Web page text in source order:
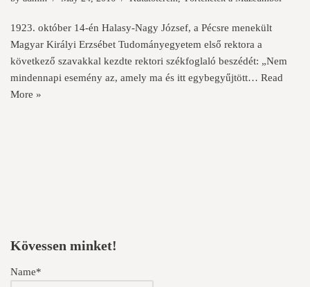
1923. október 14-én Halasy-Nagy József, a Pécsre menekült
Magyar Királyi Erzsébet Tudományegyetem első rektora a
következő szavakkal kezdte rektori székfoglaló beszédét: „Nem
mindennapi esemény az, amely ma és itt egybegyűjtött… Read
More »
Kövessen minket!
Name*